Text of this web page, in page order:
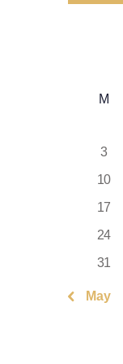
M
3
10
17
24
31
« May